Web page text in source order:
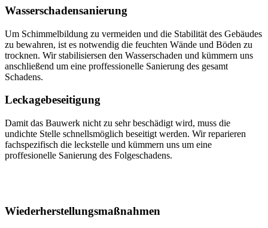
Wasserschadensanierung
Um Schimmelbildung zu vermeiden und die Stabilität des Gebäudes
zu bewahren, ist es notwendig die feuchten Wände und Böden zu
trocknen. Wir stabilisiersen den Wasserschaden und kümmern uns
anschließend um eine proffessionelle Sanierung des gesamt
Schadens.
Leckagebeseitigung
Damit das Bauwerk nicht zu sehr beschädigt wird, muss die
undichte Stelle schnellsmöglich beseitigt werden. Wir reparieren
fachspezifisch die leckstelle und kümmern uns um eine
proffesionelle Sanierung des Folgeschadens.
Wiederherstellungsmaßnahmen